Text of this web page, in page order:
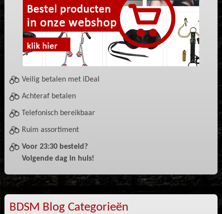
Veilig betalen met iDeal
Achteraf betalen
Telefonisch bereikbaar
Ruim assortiment
Voor 23:30 besteld?
Volgende dag in huis!
BDSM Blog Categorieën